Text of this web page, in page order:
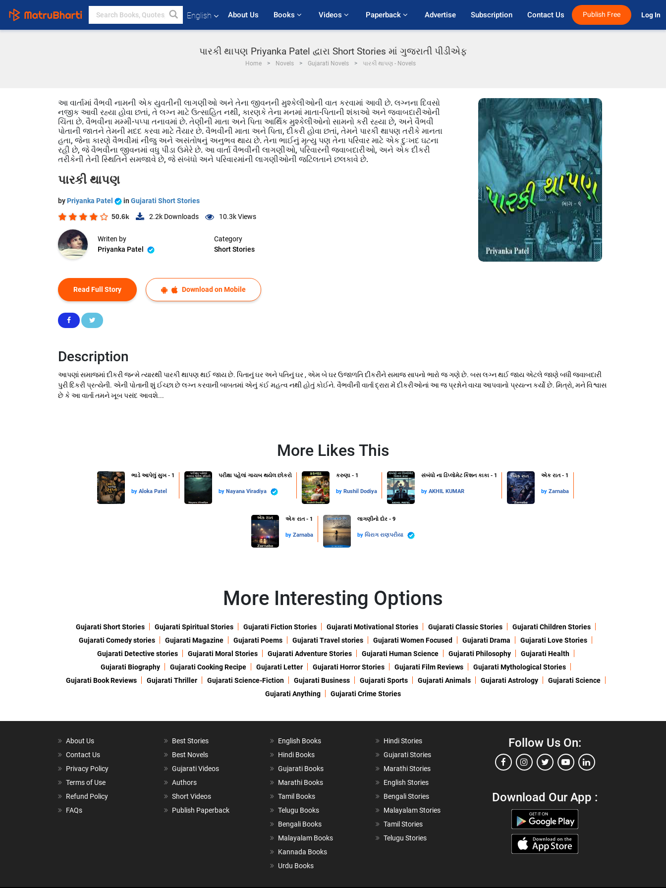
English About Us Books Videos Paperback Advertise Subscription Contact Us Publish Free Log In
પારકી થાપણ Priyanka Patel દ્વારા Short Stories માં ગુજરાતી પીડીએફ
Home Novels Gujarati Novels પારકી થાપણ - Novels
આ વાર્તામાં વૈભવી નામની એક યુવતીની લાગણીઓ અને તેના જીવનની મુશ્કેલીઓની વાત કરવામાં આવી છે. લગ્નના દિવસો
નજીક આવી રહ્યા હોવા છતાં, તે લગ્ન માટે ઉત્સાહિત નથી, કારણકે તેના મનમાં માતા-પિતાની શંકાઓ અને જવાબદારીઓની
ચિંતા છે. વૈભવીના મમ્મી-પપ્પા તનાવમાં છે. તેણીની માતા અને પિતા આર્થિક મુશ્કેલીઓનો સામનો કરી રહ્યા છે, અને વૈભવી
પોતાની જાતને તેમની મદદ કરવા માટે તૈયાર છે. વૈભવીની માતા અને પિતા, દીકરી હોવા છતાં, તેમને પારકી થાપણ તરીકે માનતા
હતા, જેના કારણે વૈભવીમાં નીજુ અને અસંતોષનું અનુભવ થાય છે. તેના ભાઈનું મૃત્યુ પણ તેના પરિવાર માટે એક દુઃખદ ઘટના
રહી છે, જે વૈભવીના જીવનમાં વધુ પીડા ઉમેરે છે. આ વાર્તા વૈભવીની લાગણીઓ, પરિવારની જવાબદારીઓ, અને એક દીકરી
તરીકેની તેની સ્થિતિને સમજાવે છે, જે સંબંધો અને પરિવારમાંની લાગણીઓની જટિલતાને છલકાવે છે.
પારકી થાપણ
by Priyanka Patel in Gujarati Short Stories
50.6k 2.2k Downloads 10.3kViews
Writen by
Priyanka Patel
Category
Short Stories
Read Full Story Download on Mobile
Description
આપણાં સમાજમાં દીકરી જન્મે ત્યારથી પારકી થાપણ થઈ જાય છે. પિતાનું ઘર અને પતિનું ઘર , એમ બે ઘર ઉજાળતિ દીકરીને સમાજ સાપનો ભારો જ ગણે છે. બસ લગ્ન થઈ જાય એટલે જાણે બધી જવાબદારી
પુરી દિકરી પ્રત્યેની. એની પોતાની શું ઈચ્છા છે લગ્ન કરવાની બાબતમાં એનું કંઈ મહત્વ નથી હોતું કોઈને. વૈભવીની વાર્તા દ્રારા મેં દીકરીઓનાં આ જ પ્રશ્નોને વાચા આપવાનો પ્રયત્ન કર્યો છે. મિત્રો, મને વિશ્વાસ
છે કે આ વાર્તા તમને ખૂબ પસંદ આવશે...
More Likes This
ભાડે આપેલું સુખ - 1
by Aloka Patel
પરીક્ષા પહેલાં ગાયબ થયેલ છોકરો
by Nayana Viradiya
કરુણા - 1
by Rushil Dodiya
સંબંધો ના ડિપ્લોમેટ કિશન કાકા - 1
by AKHIL KUMAR
એક રાત - 1
by Zarnaba
એક રાત - 1
by Zarnaba
લાગણીનો દોર - 9
by ચિરાગ રાણપરીયા
More Interesting Options
Gujarati Short Stories Gujarati Spiritual Stories Gujarati Fiction Stories Gujarati Motivational Stories Gujarati Classic Stories
Gujarati Children Stories
Gujarati Comedy stories
Gujarati Magazine Gujarati Poems Gujarati Travel stories Gujarati Women Focused Gujarati Drama
Gujarati Love Stories
Gujarati Detective stories
Gujarati Moral Stories Gujarati Adventure Stories Gujarati Human Science Gujarati Philosophy
Gujarati Health
Gujarati Biography
Gujarati Cooking Recipe Gujarati Letter Gujarati Horror Stories Gujarati Film Reviews
Gujarati Mythological Stories
Gujarati Book Reviews
Gujarati Thriller Gujarati Science-Fiction Gujarati Business Gujarati Sports Gujarati Animals Gujarati Astrology
Gujarati Science
Gujarati Anything
Gujarati Crime Stories
About Us
Contact Us
Privacy Policy
Terms of Use
Refund Policy
FAQs
Best Stories
Best Novels
Gujarati Videos
Authors
Short Videos
Publish Paperback
English Books
Hindi Books
Gujarati Books
Marathi Books
Tamil Books
Telugu Books
Bengali Books
Malayalam Books
Kannada Books
Urdu Books
Hindi Stories
Gujarati Stories
Marathi Stories
English Stories
Bengali Stories
Malayalam Stories
Tamil Stories
Telugu Stories
Follow Us On:
Download Our App :